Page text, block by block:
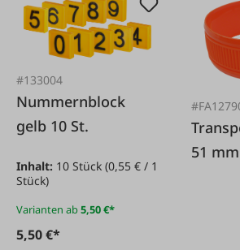
#133004
Nummernblock
gelb 10 St.
Inhalt: 10 Stück (0,55 € / 1
Stück)
Varianten ab5,50 €*
5,50 €*
51